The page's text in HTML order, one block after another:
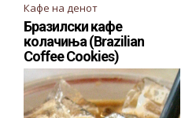
Кафе на денот
Бразилски кафе
колачиња (Brazilian
Coffee Cookies)